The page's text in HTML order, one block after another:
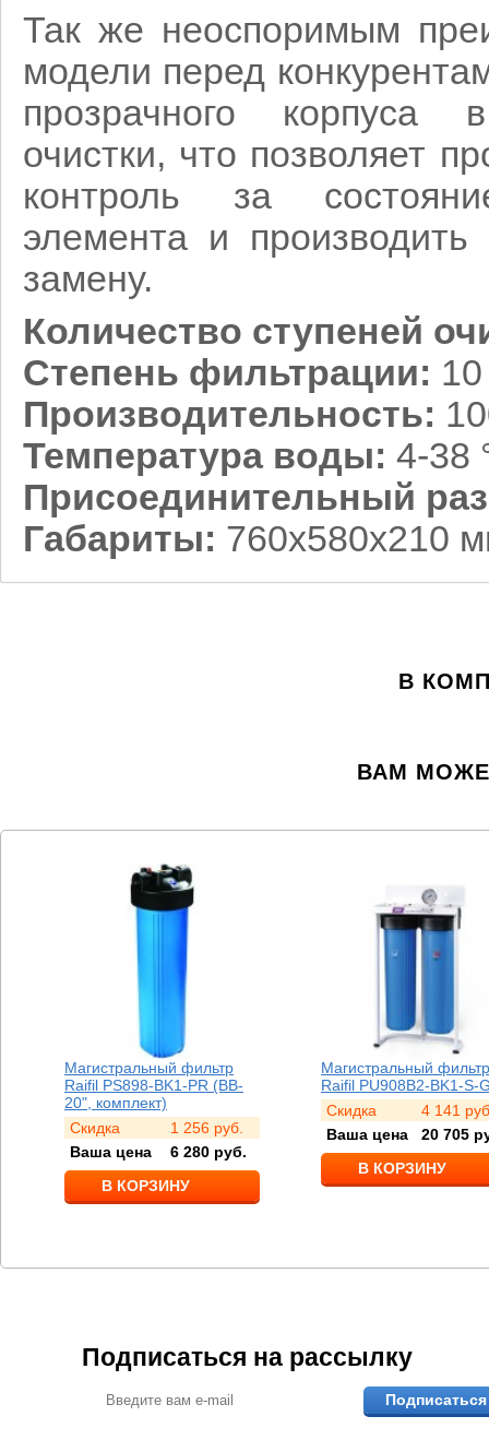
Так же неоспоримым
модели перед
прозрачного корпуса
очистки, что позволяет
контроль за
элемента и
замену.
Количество ступеней
Степень фильтрации:
Производительность:
Температура воды: 4-38
Присоединительный
Габариты: 760х580х210
В
ВАМ
фильтр
PS898-BK1-PR (BB-
комплект)
1 256
цена
6 280руб.
В КОРЗИНУ
Магистральный фильтр
Raifil PU908B2-BK1-S-G
4 141
Ваша цена
20 705руб.
В КОРЗИНУ
Подписаться на рассылку
Подписаться